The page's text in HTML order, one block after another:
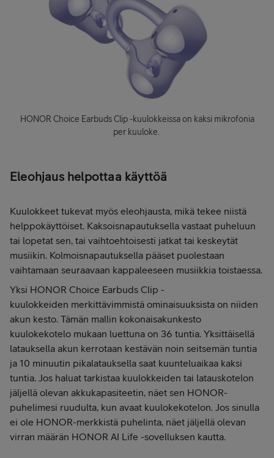
HONOR Choice Earbuds Clip -kuulokkeissa on kaksi mikrofonia
per kuuloke.
Eleohjaus helpottaa käyttöä
Kuulokkeet tukevat myös eleohjausta, mikä tekee niistä
helppokäyttöiset. Kaksoisnapautuksella vastaat puheluun
tai lopetat sen, tai vaihtoehtoisesti jatkat tai keskeytät
musiikin. Kolmoisnapautuksella pääset puolestaan
vaihtamaan seuraavaan kappaleeseen musiikkia toistaessa.
Yksi HONOR Choice Earbuds Clip -
kuulokkeiden merkittävimmistä ominaisuuksista on niiden
akun kesto. Tämän mallin kokonaisakunkesto
kuulokekotelo mukaan luettuna on 36 tuntia. Yksittäisellä
latauksella akun kerrotaan kestävän noin seitsemän tuntia
ja 10 minuutin pikalatauksella saat kuunteluaikaa kaksi
tuntia. Jos haluat tarkistaa kuulokkeiden tai latauskotelon
jäljellä olevan akkukapasiteetin, näet sen HONOR-
puhelimesi ruudulta, kun avaat kuulokekotelon. Jos sinulla
ei ole HONOR-merkkistä puhelinta, näet jäljellä olevan
virran määrän HONOR AI Life -sovelluksen kautta.